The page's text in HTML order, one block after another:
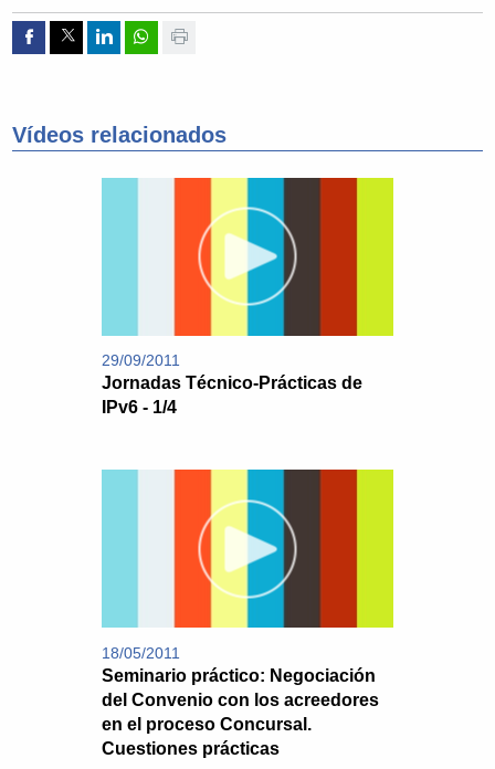
Compartir por Facebook
Compartir por Twitter
Compartir por Linkedin
Compartir por whatsapp
Imprimir
Vídeos relacionados
29/09/2011
Jornadas Técnico-Prácticas de
IPv6 - 1/4
18/05/2011
Seminario práctico: Negociación
del Convenio con los acreedores
en el proceso Concursal.
Cuestiones prácticas